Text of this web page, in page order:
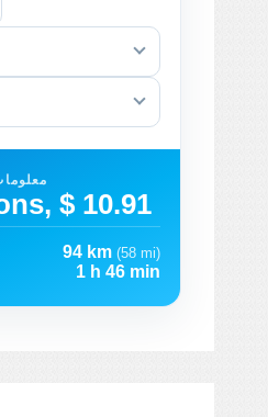
$ 10.91
94 km (58 mi)
1 h 46 min